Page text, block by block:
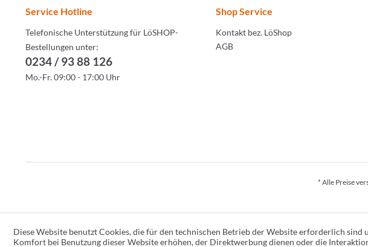
Service Hotline
Telefonische Unterstützung für LöSHOP-
Bestellungen unter:
0234 / 93 88 126
Mo.-Fr. 09:00 - 17:00 Uhr
Shop Service
Kontakt bez. LöShop
AGB
* Alle Preise
Diese Website benutzt Cookies, die für den technischen Betrieb der Website erforderlich sind
Komfort bei Benutzung dieser Website erhöhen, der Direktwerbung dienen oder die